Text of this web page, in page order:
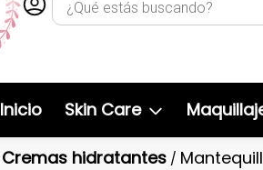
Inicio Skin Care
Cremas hidratantes /